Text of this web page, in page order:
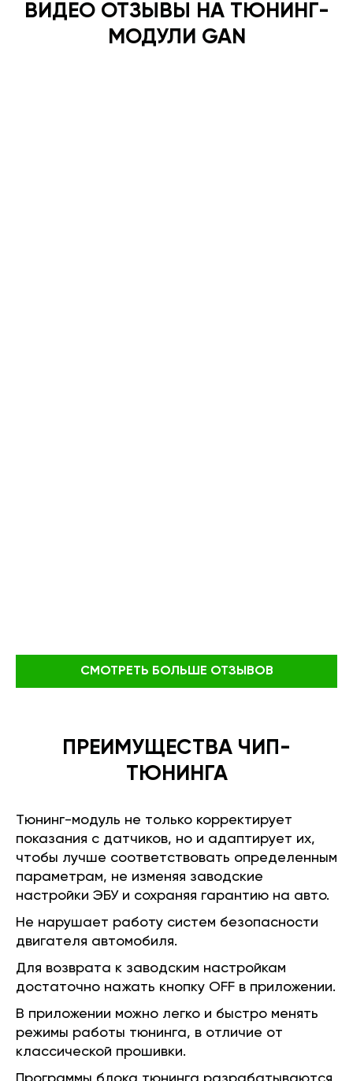
ВИДЕО ОТЗЫВЫ НА ТЮНИНГ-
МОДУЛИ GAN
СМОТРЕТЬ БОЛЬШЕ ОТЗЫВОВ
ПРЕИМУЩЕСТВА ЧИП-
ТЮНИНГА
Тюнинг-модуль не только корректирует
показания с датчиков, но и адаптирует их,
чтобы лучше соответствовать определенным
параметрам, не изменяя заводские
настройки ЭБУ и сохраняя гарантию на авто.
Не нарушает работу систем безопасности
двигателя автомобиля.
Для возврата к заводским настройкам
достаточно нажать кнопку OFF в приложении.
В приложении можно легко и быстро менять
режимы работы тюнинга, в отличие от
классической прошивки.